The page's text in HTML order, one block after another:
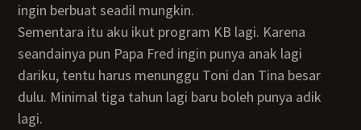
ingin berbuat seadil mungkin.
Sementara itu aku ikut program KB lagi. Karena
seandainya pun Papa Fred ingin punya anak lagi
dariku, tentu harus menunggu Toni dan Tina besar
dulu. Minimal tiga tahun lagi baru boleh punya adik
lagi.